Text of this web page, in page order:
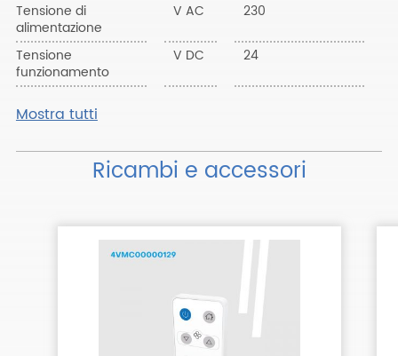
Tensione di
alimentazione
V AC 230
Tensione
funzionamento
V DC 24
Mostra tutti
Ricambi e accessori